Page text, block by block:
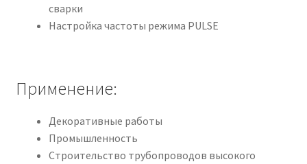
сварки
Настройка частоты режима PULSE
Применение:
Декоративные работы
Промышленность
Cтроительство трубопроводов высокого